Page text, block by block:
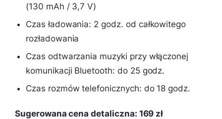
(130 mAh / 3,7 V)
Czas ładowania: 2 godz. od całkowitego
rozładowania
Czas odtwarzania muzyki przy włączonej
komunikacji Bluetooth: do 25 godz.
Czas rozmów telefonicznych: do 18 godz.
Sugerowana cena detaliczna: 169 zł